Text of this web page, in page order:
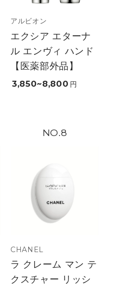
アルビオン
エクシア エターナ
ル エンヴィ ハンド
【医薬部外品】
3,850~8,800 円
8
CHANEL
ラ クレーム マン テ
クスチャー リッシ